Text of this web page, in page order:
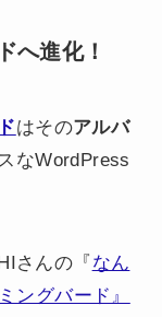
へ進化！
はそのアルバ
なWordPress
さんの『 なん
ングバード』